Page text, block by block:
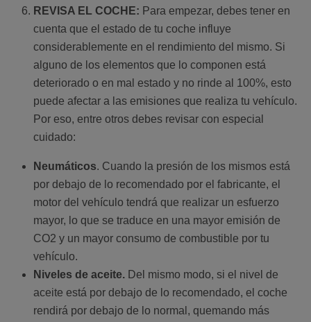
REVISA EL COCHE: Para empezar, debes tener en
cuenta que el estado de tu coche influye
considerablemente en el rendimiento del mismo. Si
alguno de los elementos que lo componen está
deteriorado o en mal estado y no rinde al 100%, esto
puede afectar a las emisiones que realiza tu vehículo.
Por eso, entre otros debes revisar con especial
cuidado:
Neumáticos. Cuando la presión de los mismos está
por debajo de lo recomendado por el fabricante, el
motor del vehículo tendrá que realizar un esfuerzo
mayor, lo que se traduce en una mayor emisión de
CO2 y un mayor consumo de combustible por tu
vehículo.
Niveles de aceite. Del mismo modo, si el nivel de
aceite está por debajo de lo recomendado, el coche
rendirá por debajo de lo normal, quemando más